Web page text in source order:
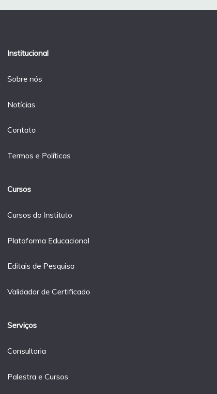
Institucional
Sobre nós
Notícias
Contato
Termos e Políticas
Cursos
Cursos do Instituto
Plataforma Educacional
Editais de Pesquisa
Validador de Certificado
Serviços
Consultoria
Palestra e Cursos